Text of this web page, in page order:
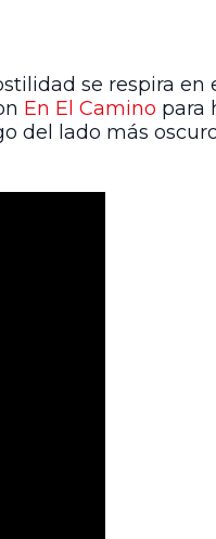
se respira en
En El Camino para
del lado más